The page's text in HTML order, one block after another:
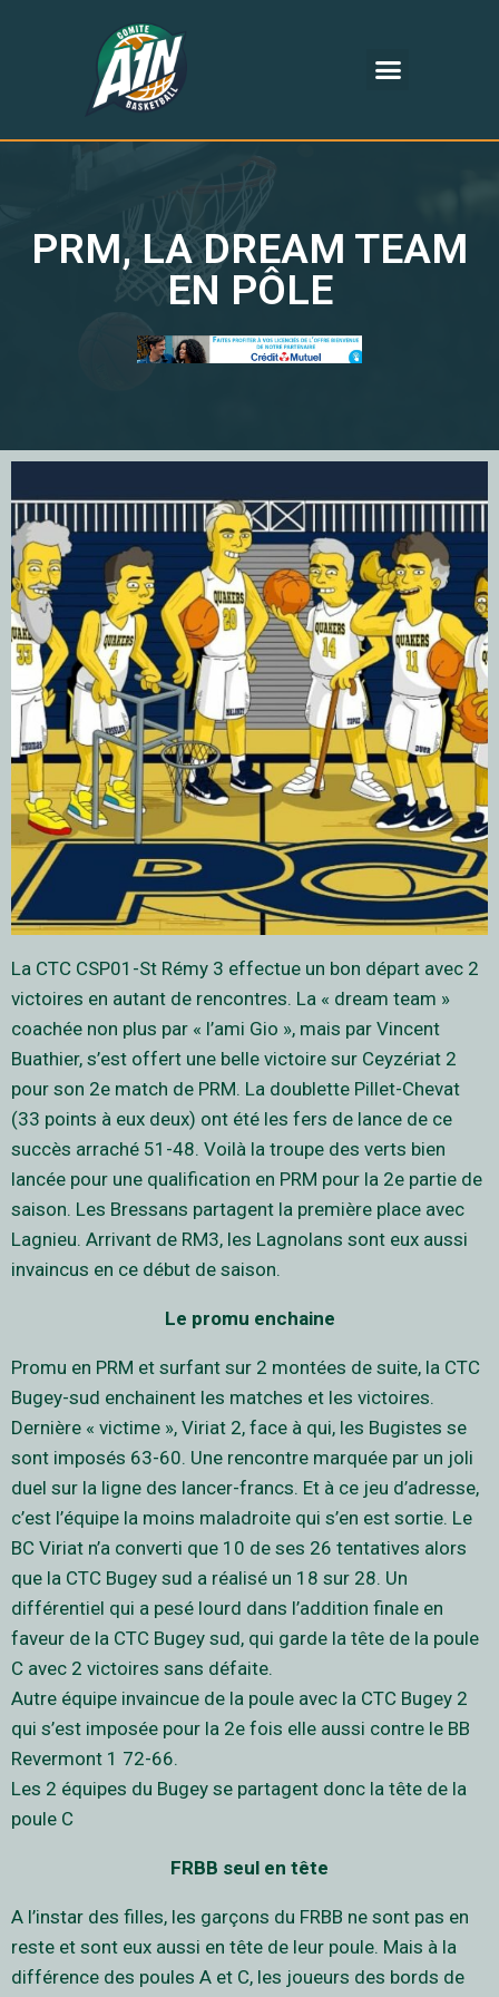
PRM, LA DREAM TEAM
EN PÔLE
La CTC CSP01-St Rémy 3 effectue un bon départ avec 2
victoires en autant de rencontres. La « dream team »
coachée non plus par « l’ami Gio », mais par Vincent
Buathier, s’est offert une belle victoire sur Ceyzériat 2
pour son 2e match de PRM. La doublette Pillet-Chevat
(33 points à eux deux) ont été les fers de lance de ce
succès arraché 51-48. Voilà la troupe des verts bien
lancée pour une qualification en PRM pour la 2e partie de
saison. Les Bressans partagent la première place avec
Lagnieu. Arrivant de RM3, les Lagnolans sont eux aussi
invaincus en ce début de saison.
Le promu enchaine
Promu en PRM et surfant sur 2 montées de suite, la CTC
Bugey-sud enchainent les matches et les victoires.
Dernière « victime », Viriat 2, face à qui, les Bugistes se
sont imposés 63-60. Une rencontre marquée par un joli
duel sur la ligne des lancer-francs. Et à ce jeu d’adresse,
c’est l’équipe la moins maladroite qui s’en est sortie. Le
BC Viriat n’a converti que 10 de ses 26 tentatives alors
que la CTC Bugey sud a réalisé un 18 sur 28. Un
différentiel qui a pesé lourd dans l’addition finale en
faveur de la CTC Bugey sud, qui garde la tête de la poule
C avec 2 victoires sans défaite.
Autre équipe invaincue de la poule avec la CTC Bugey 2
qui s’est imposée pour la 2e fois elle aussi contre le BB
Revermont 1 72-66.
Les 2 équipes du Bugey se partagent donc la tête de la
poule C
FRBB seul en tête
A l’instar des filles, les garçons du FRBB ne sont pas en
reste et sont eux aussi en tête de leur poule. Mais à la
différence des poules A et C, les joueurs des bords de